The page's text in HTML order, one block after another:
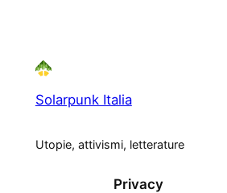
Solarpunk Italia
Utopie, attivismi, letterature
Privacy